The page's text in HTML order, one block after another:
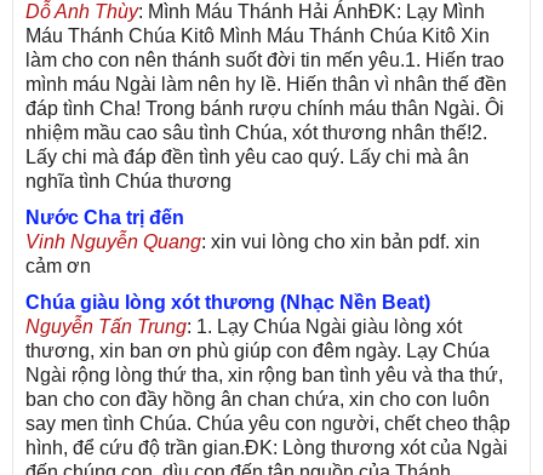
Dỗ Anh Thùy: Mình Máu Thánh Hải ÁnhĐK: Lạy Mình
Máu Thánh Chúa Kitô Mình Máu Thánh Chúa Kitô Xin
làm cho con nên thánh suốt đời tin mến yêu.1. Hiến trao
mình máu Ngài làm nên hy lề. Hiến thân vì nhân thế đền
đáp tình Cha! Trong bánh rượu chính máu thân Ngài. Ôi
nhiệm mầu cao sâu tình Chúa, xót thương nhân thế!2.
Lấy chi mà đáp đền tình yêu cao quý. Lấy chi mà ân
nghĩa tình Chúa thương
Nước Cha trị đến
Vinh Nguyễn Quang: xin vui lòng cho xin bản pdf. xin
cảm ơn
Chúa giàu lòng xót thương (Nhạc Nền Beat)
Nguyễn Tấn Trung: 1. Lạy Chúa Ngài giàu lòng xót
thương, xin ban ơn phù giúp con đêm ngày. Lạy Chúa
Ngài rộng lòng thứ tha, xin rộng ban tình yêu và tha thứ,
ban cho con đầy hồng ân chan chứa, xin cho con luôn
say men tình Chúa. Chúa yêu con người, chết cheo thập
hình, để cứu độ trần gian.ĐK: Lòng thương xót của Ngài